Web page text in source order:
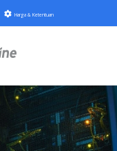
Harga & Ketentuan